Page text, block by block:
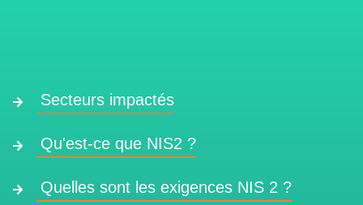
Secteurs impactés
Qu'est-ce que NIS2 ?
Quelles sont les exigences NIS 2 ?